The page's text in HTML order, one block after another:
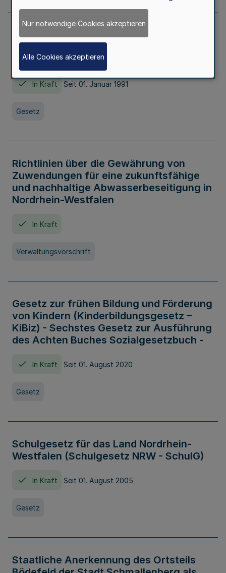
Erstes Gesetz zur Ausführung des
Kinder- und Jugendhilfegesetzes - AG -
KJHG -
In Kraft Seit 01. Januar 1991
Gesetz
Richtlinien über die Gewährung von
Zuwendungen für eine zukunftsfähige
und nachhaltige Abwasserbeseitigung in
Nordrhein-Westfalen
In Kraft
Verwaltungsvorschrift
Gesetz zur frühen Bildung und Förderung
von Kindern (Kinderbildungsgesetz –
KiBiz) - Sechstes Gesetz zur Ausführung
des Achten Buches Sozialgesetzbuch -
In Kraft Seit 01. August 2020
Gesetz
Schulgesetz für das Land Nordrhein-
Westfalen (Schulgesetz NRW - SchulG)
In Kraft Seit 01. August 2005
Gesetz
Staatliche Anerkennung des Ortsteils
Nur notwendige Cookies akzeptieren
Alle Cookies akzeptieren